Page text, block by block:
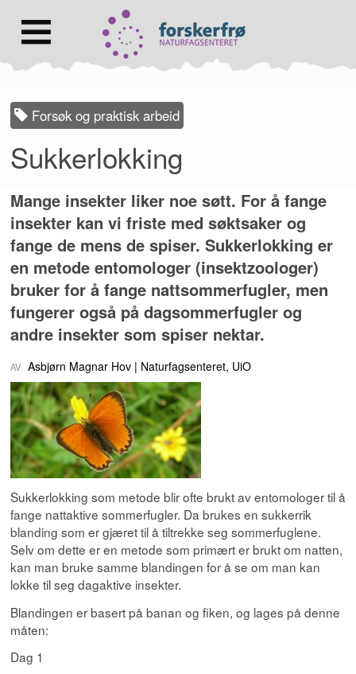
Hovedmeny
til
forsiden
Forsøk og praktisk arbeid
Sukkerlokking
Mange insekter liker noe søtt. For å fange
insekter kan vi friste med søktsaker og
fange de mens de spiser. Sukkerlokking er
en metode entomologer (insektzoologer)
bruker for å fange nattsommerfugler, men
fungerer også på dagsommerfugler og
andre insekter som spiser nektar.
Asbjørn Magnar Hov Naturfagsenteret, UiO
Sukkerlokking som metode blir ofte brukt av entomologer til å
fange nattaktive sommerfugler. Da brukes en sukkerrik
blanding som er gjæret til å tiltrekke seg sommerfuglene.
Selv om dette er en metode som primært er brukt om natten,
kan man bruke samme blandingen for å se om man kan
lokke til seg dagaktive insekter.
Blandingen er basert på banan og fiken, og lages på denne
måten:
Dag 1